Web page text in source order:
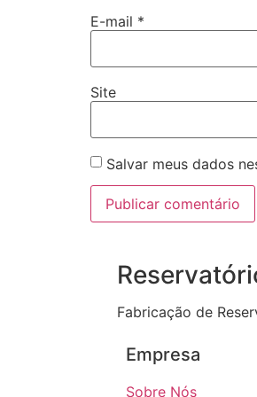
E-mail *
Site
Salvar meus dados
Fabricação de
Empresa
Sobre Nós